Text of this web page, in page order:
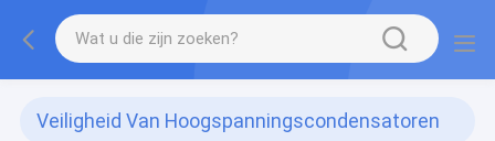
Veiligheid Van Hoogspanningscondensatoren